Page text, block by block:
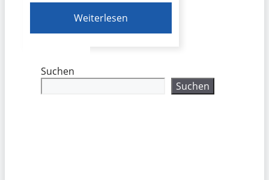
Weiterlesen
Suchen
Suchen